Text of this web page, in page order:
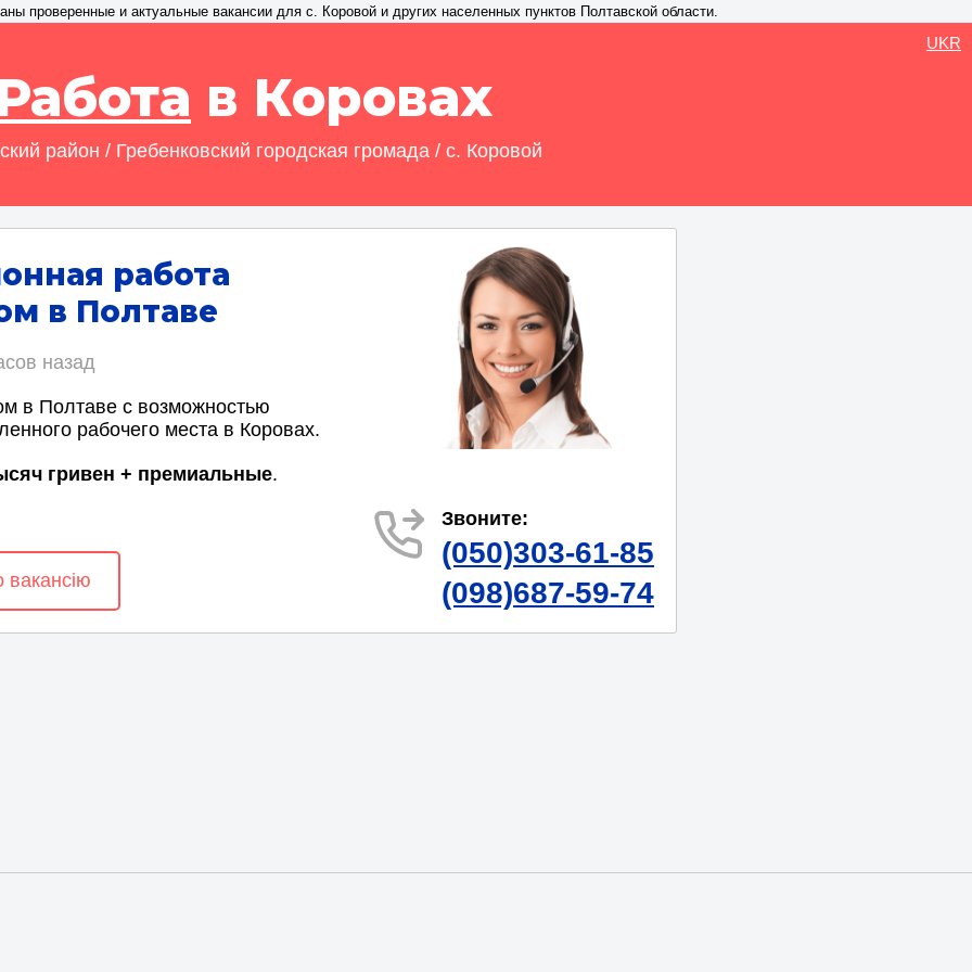
проверенные и актуальные вакансии для с. Коровой и других населенных пунктов Полтавской области.
в Коровах
район / Гребенковский городская громада / с. Коровой
UKR
работа
в Полтаве
назад
в Полтаве с возможностью
рабочего места в Коровах.
гривен + премиальные.
вакансію
Звоните:
(050)303-61-85
(098)687-59-74